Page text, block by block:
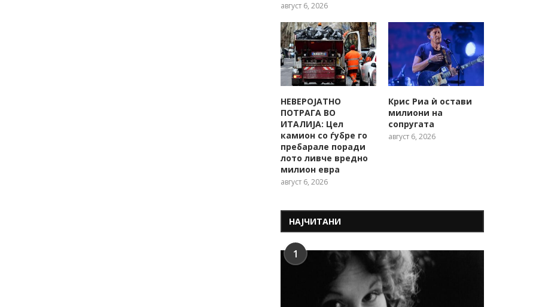
август 6, 2026
НЕВЕРОЈАТНО
ПОТРАГА ВО
ИТАЛИЈА: Цел
камион со ѓубре го
пребарале поради
лото ливче вредно
милион евра
август 6, 2026
Крис Риа ѝ остави
милиони на
сопругата
август 6, 2026
НАЈЧИТАНИ
1